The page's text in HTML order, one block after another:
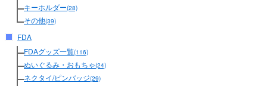
キーホルダー(28)
その他(39)
FDA
FDAグッズ一覧(116)
ぬいぐるみ・おもちゃ(24)
ネクタイ/ピンバッジ(29)